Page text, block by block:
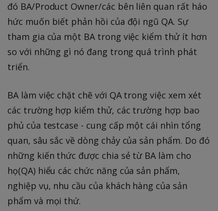
đó BA/Product Owner/các bên liên quan rất háo
hức muốn biết phản hồi của đội ngũ QA. Sự
tham gia của một BA trong việc kiểm thử ít hơn
so với những gì nó đang trong quá trình phát
triển.
BA làm việc chặt chẽ với QA trong việc xem xét
các trường hợp kiểm thử, các trường hợp bao
phủ của testcase - cung cấp một cái nhìn tổng
quan, sâu sắc về dòng chảy của sản phẩm. Do đó
những kiến thức được chia sẻ từ BA làm cho
họ(QA) hiểu các chức năng của sản phẩm,
nghiệp vụ, nhu cầu của khách hàng của sản
phẩm và mọi thứ.